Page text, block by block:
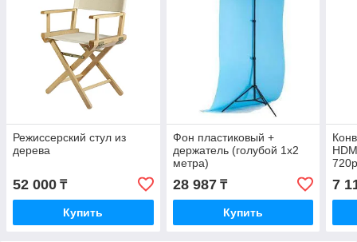
Режиссерский стул из
дерева
52 000 ₸
Купить
Фон пластиковый +
держатель (голубой 1х2
метра)
28 987₸
Купить
7